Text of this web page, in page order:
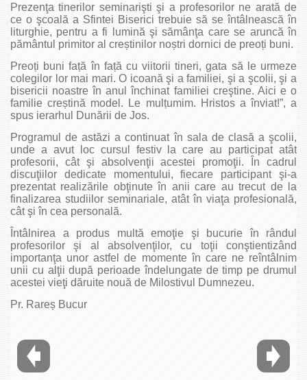
Prezenţa tinerilor seminarişti şi a profesorilor ne arată de
ce o şcoală a Sfintei Biserici trebuie să se întâlnească în
liturghie, pentru a fi lumină şi sămânţa care se aruncă în
pământul primitor al creștinilor noștri dornici de preoți buni.
Preoți buni față în față cu viitorii tineri, gata să le urmeze
colegilor lor mai mari. O icoană şi a familiei, şi a şcolii, şi a
bisericii noastre în anul închinat familiei creştine. Aici e o
familie creștină model. Le mulțumim. Hristos a înviat!”, a
spus ierarhul Dunării de Jos.
Programul de astăzi a continuat în sala de clasă a şcolii,
unde a avut loc cursul festiv la care au participat atât
profesorii, cât şi absolvenţii acestei promoţii. În cadrul
discuţiilor dedicate momentului, fiecare participant şi-a
prezentat realizările obţinute în anii care au trecut de la
finalizarea studiilor seminariale, atât în viaţa profesională,
cât şi în cea personală.
Întâlnirea a produs multă emoţie şi bucurie în rândul
profesorilor şi al absolvenţilor, cu toţii conştientizând
importanţa unor astfel de momente în care ne reîntâlnim
unii cu alţii după perioade îndelungate de timp pe drumul
acestei vieţi dăruite nouă de Milostivul Dumnezeu.
Pr. Rareș Bucur